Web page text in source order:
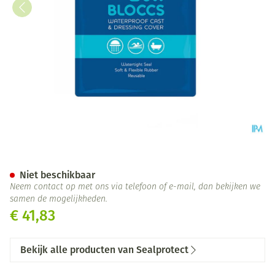
€ 41,83
Niet beschikbaar
Neem contact op met ons via telefoon of e-mail, dan bekijken we
samen de mogelijkheden.
Bekijk alle producten van Sealprotect